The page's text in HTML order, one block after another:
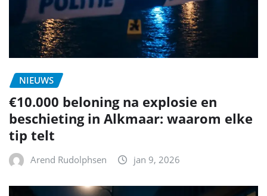
NIEUWS
€10.000 beloning na explosie en
beschieting in Alkmaar: waarom elke
tip telt
Arend Rudolphsen jan 9, 2026